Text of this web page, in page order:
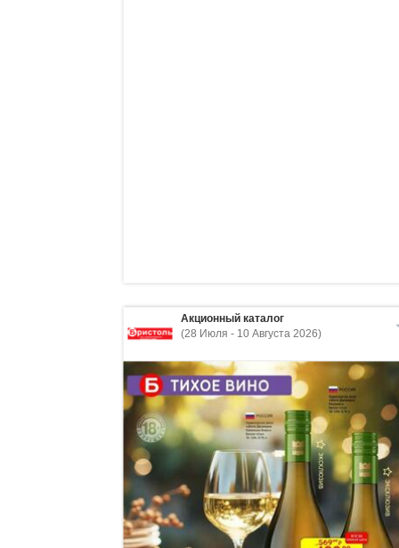
Акционный каталог
(28 Июля - 10 Августа 2026)